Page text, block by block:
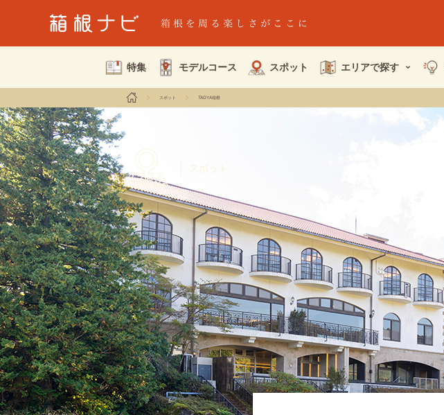
特集 モデルコース スポット エリアで探す
スポット TAOYA箱根
スポット